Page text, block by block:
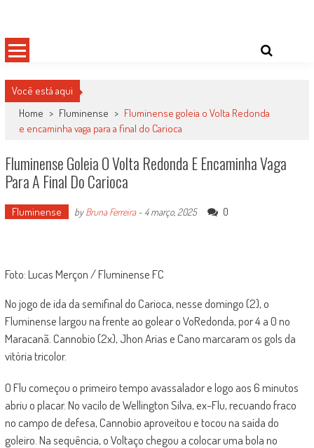
content
Você está aqui
Home > Fluminense > Fluminense goleia o Volta Redonda
e encaminha vaga para a final do Carioca
Fluminense Goleia O Volta Redonda E Encaminha Vaga
Para A Final Do Carioca
Fluminense byBruna Ferreira- 4 março, 2025 0
Foto: Lucas Merçon / Fluminense FC
No jogo de ida da semifinal do Carioca, nesse domingo (2), o
Fluminense largou na frente ao golear o VoRedonda, por 4 a 0 no
Maracanã. Cannobio (2x), Jhon Arias e Cano marcaram os gols da
vitória tricolor.
O Flu começou o primeiro tempo avassalador e logo aos 6 minutos
abriu o placar. No vacilo de Wellington Silva, ex-Flu, recuando fraco
no campo de defesa, Cannobio aproveitou e tocou na saída do
goleiro. Na sequência, o Voltaço chegou a colocar uma bola no